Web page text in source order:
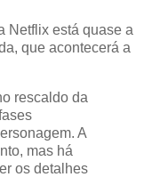
Netflix está quase a
que acontecerá a
rescaldo da
A
mas há
os detalhes